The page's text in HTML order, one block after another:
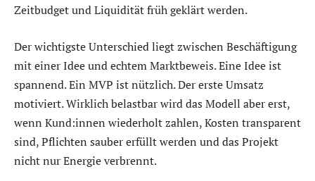
Zeitbudget und Liquidität früh geklärt werden.
Der wichtigste Unterschied liegt zwischen Beschäftigung
mit einer Idee und echtem Marktbeweis. Eine Idee ist
spannend. Ein MVP ist nützlich. Der erste Umsatz
motiviert. Wirklich belastbar wird das Modell aber erst,
wenn Kund:innen wiederholt zahlen, Kosten transparent
sind, Pflichten sauber erfüllt werden und das Projekt
nicht nur Energie verbrennt.